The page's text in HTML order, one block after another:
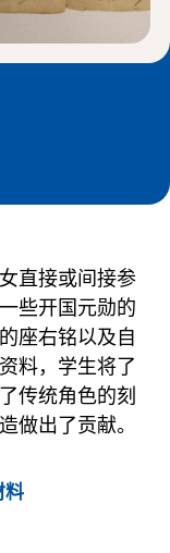
直接或间接参
些开国元勋的
座右铭以及自
料，学生将了
传统角色的刻
做出了贡献。
料